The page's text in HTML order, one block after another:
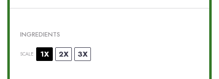
INGREDIENTS
SCALE 1X 2X 3X